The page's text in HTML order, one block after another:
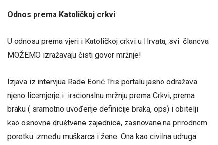
Odnos prema Katoličkoj crkvi
U odnosu prema vjeri i Katoličkoj crkvi u Hrvata, svi članova
MOŽEMO izražavaju čisti govor mržnje!
Izjava iz intervjua Rade Borić Tris portalu jasno odražava
njeno licemjerje i iracionalnu mržnju prema Crkvi, prema
braku ( sramotno uvođenje definicije braka, ops) i obitelji
kao osnovne društvene zajednice, zasnovane na prirodnom
poretku između muškarca i žene. Ona kao civilna udruga